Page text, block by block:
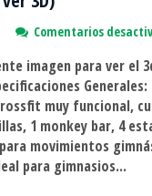
Comentarios
imagen para ver el
Generales:
muy funcional,
1 monkey bar, 4
movimientos
para gimnasios...